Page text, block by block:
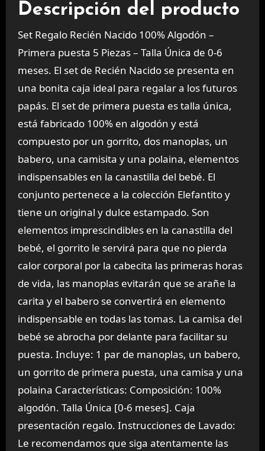
Descripción del producto
Set Regalo Recién Nacido 100% Algodón –
Primera puesta 5 Piezas – Talla Única de 0-6
meses. El set de Recién Nacido se presenta en
una bonita caja ideal para regalar a los futuros
papás. El set de primera puesta es talla única,
está fabricado 100% en algodón y está
compuesto por un gorrito, dos manoplas, un
babero, una camisita y una polaina, elementos
indispensables en la canastilla del bebé. El
conjunto pertenece a la colección Elefantito y
tiene un original y dulce estampado. Son
elementos imprescindibles en la canastilla del
bebé, el gorrito le servirá para que no pierda
calor corporal por la cabecita las primeras horas
de vida, las manoplas evitarán que se arañe la
carita y el babero se convertirá en elemento
indispensable en todas las tomas. La camisa del
bebé se abrocha por delante para facilitar su
puesta. Incluye: 1 par de manoplas, un babero,
un gorrito de primera puesta, una camisa y una
polaina Características: Composición: 100%
algodón. Talla Única [0-6 meses]. Caja
presentación regalo. Instrucciones de Lavado:
Le recomendamos que siga atentamente las